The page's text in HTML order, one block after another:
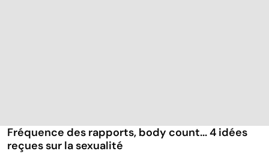
Fréquence des rapports, body count... 4 idées
reçues sur la sexualité